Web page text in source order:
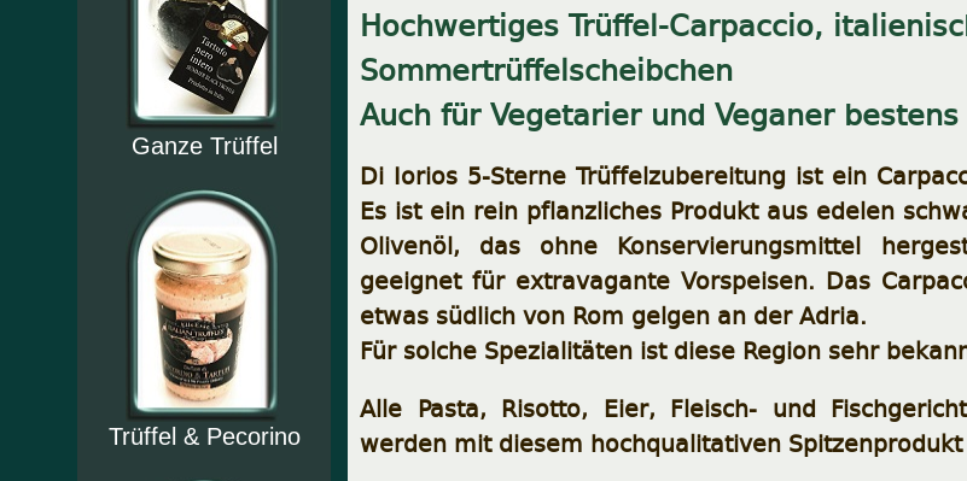
Ganze Trüffel
Trüffel & Pecorino
Hochwertiges Trüffel-Carpaccio,
Sommertrüffelscheibchen
Auch für Vegetarier und Veganer
Di Iorios 5-Sterne Trüffelzubereitung ist ein
Es ist ein rein pflanzliches Produkt aus edelen
Olivenöl, das ohne Konservierungsmittel
geeignet für extravagante Vorspeisen. Das
etwas südlich von Rom gelgen an der Adria.
Für solche Spezialitäten ist diese Region sehr
Alle Pasta, Risotto, Eier, Fleisch- und
werden mit diesem hochqualitativen